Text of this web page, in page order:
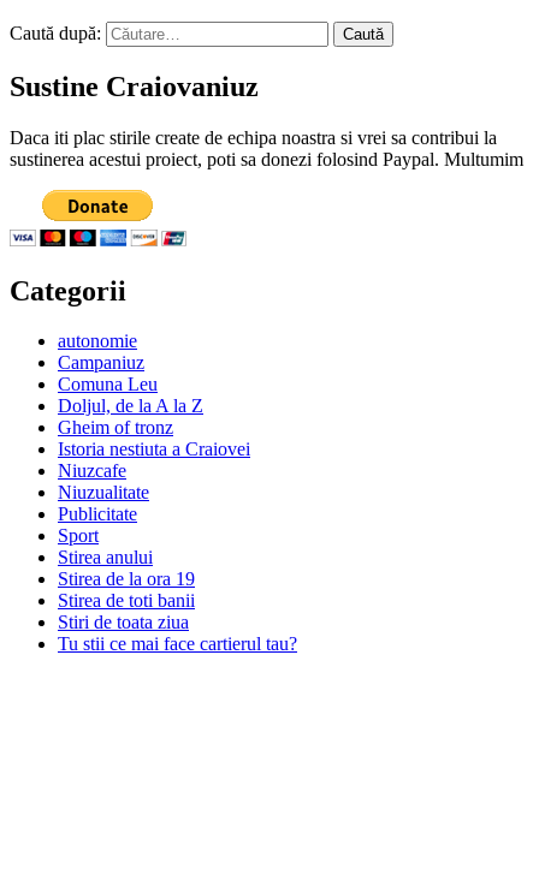
Caută după:
Sustine Craiovaniuz
Daca iti plac stirile create de echipa noastra si vrei sa contribui la
sustinerea acestui proiect, poti sa donezi folosind Paypal. Multumim
Categorii
autonomie
Campaniuz
Comuna Leu
Doljul, de la A la Z
Gheim of tronz
Istoria nestiuta a Craiovei
Niuzcafe
Niuzualitate
Publicitate
Sport
Stirea anului
Stirea de la ora 19
Stirea de toti banii
Stiri de toata ziua
Tu stii ce mai face cartierul tau?